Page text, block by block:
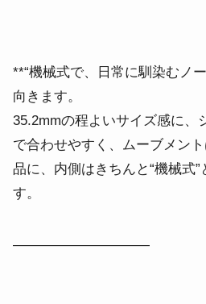
**“機械式で、日常に馴染むノ
向きます。
35.2mmの程よいサイズ感に、
で合わせやすく、ムーブメン
品に、内側はきちんと“機械式
す。
――――――――――